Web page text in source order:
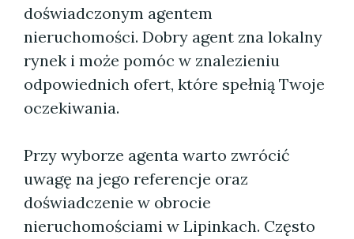
doświadczonym agentem
nieruchomości. Dobry agent zna lokalny
rynek i może pomóc w znalezieniu
odpowiednich ofert, które spełnią Twoje
oczekiwania.
Przy wyborze agenta warto zwrócić
uwagę na jego referencje oraz
doświadczenie w obrocie
nieruchomościami w Lipinkach. Często